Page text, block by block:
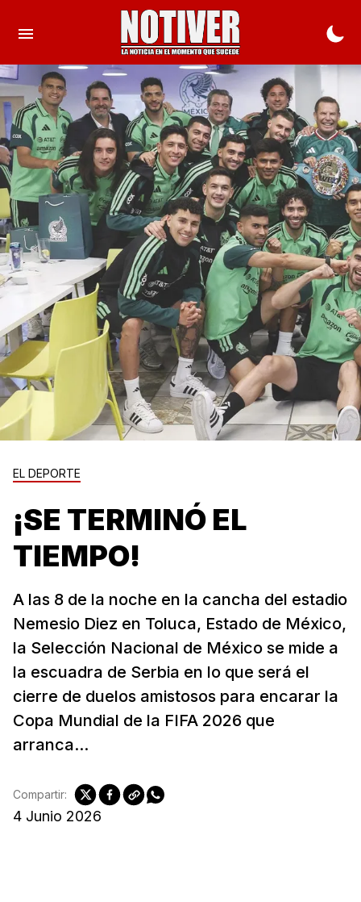
EL DEPORTE
¡SE TERMINÓ EL
TIEMPO!
A las 8 de la noche en la cancha del estadio
Nemesio Diez en Toluca, Estado de México,
la Selección Nacional de México se mide a
la escuadra de Serbia en lo que será el
cierre de duelos amistosos para encarar la
Copa Mundial de la FIFA 2026 que
arranca...
4 Junio 2026
Compartir: